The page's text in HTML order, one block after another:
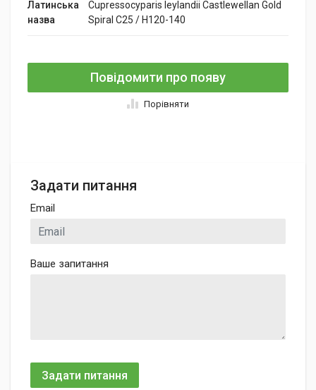
Латинська
назва
Cupressocyparis leylandii Castlewellan Gold
Spiral C25 / H120-140
Повідомити про появу
Порівняти
Задати питання
Email
Ваше запитання
Задати питання